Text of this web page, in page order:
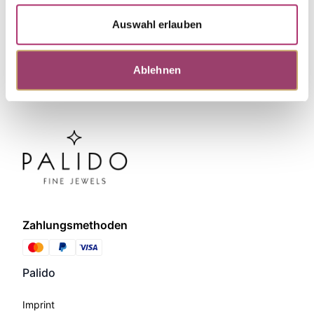
Auswahl erlauben
Ablehnen
Zahlungsmethoden
Palido
Imprint